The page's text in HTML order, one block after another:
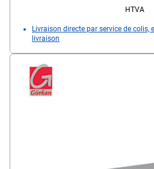
HTVA
Livraison directe par service de colis,
livraison